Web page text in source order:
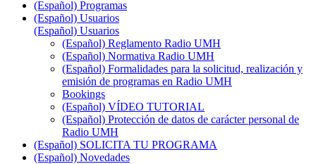
(Español) Programas
(Español) Usuarios
(Español) Usuarios
(Español) Reglamento Radio UMH
(Español) Normativa Radio UMH
(Español) Formalidades para la solicitud, realización y
emisión de programas en Radio UMH
Bookings
(Español) VÍDEO TUTORIAL
(Español) Protección de datos de carácter personal de
Radio UMH
(Español) SOLICITA TU PROGRAMA
(Español) Novedades